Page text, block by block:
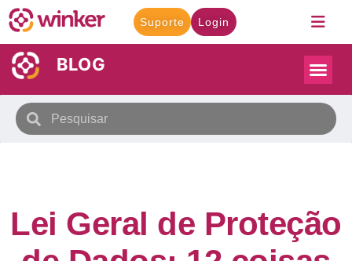
Suporte Login
BLOG
Lei Geral de Proteção